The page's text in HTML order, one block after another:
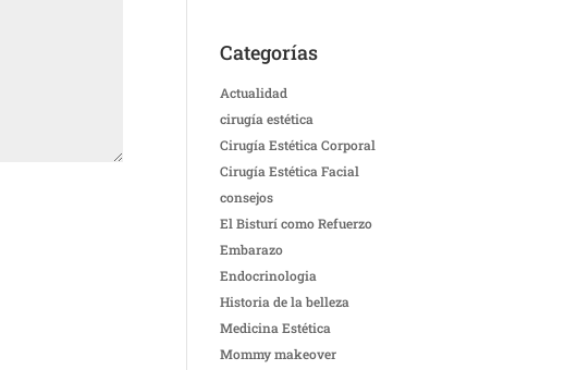
Categorías
Actualidad
cirugía estética
Cirugía Estética Corporal
Cirugía Estética Facial
consejos
El Bisturí como Refuerzo
Embarazo
Endocrinologia
Historia de la belleza
Medicina Estética
Mommy makeover